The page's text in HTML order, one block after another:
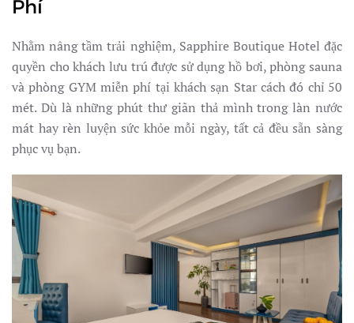
Phí
Nhằm nâng tầm trải nghiệm, Sapphire Boutique Hotel đặc
quyền cho khách lưu trú được sử dụng hồ bơi, phòng sauna
và phòng GYM miễn phí tại khách sạn Star cách đó chỉ 50
mét. Dù là những phút thư giãn thả mình trong làn nước
mát hay rèn luyện sức khỏe mỗi ngày, tất cả đều sẵn sàng
phục vụ bạn.